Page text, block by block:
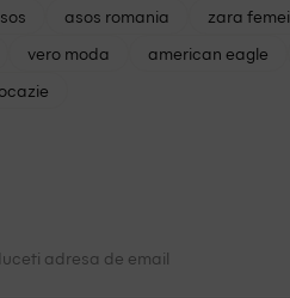
asos romania zara femei
vero moda american eagle